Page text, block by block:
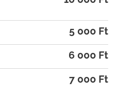
5 000 Ft
6 000 Ft
7 000 Ft